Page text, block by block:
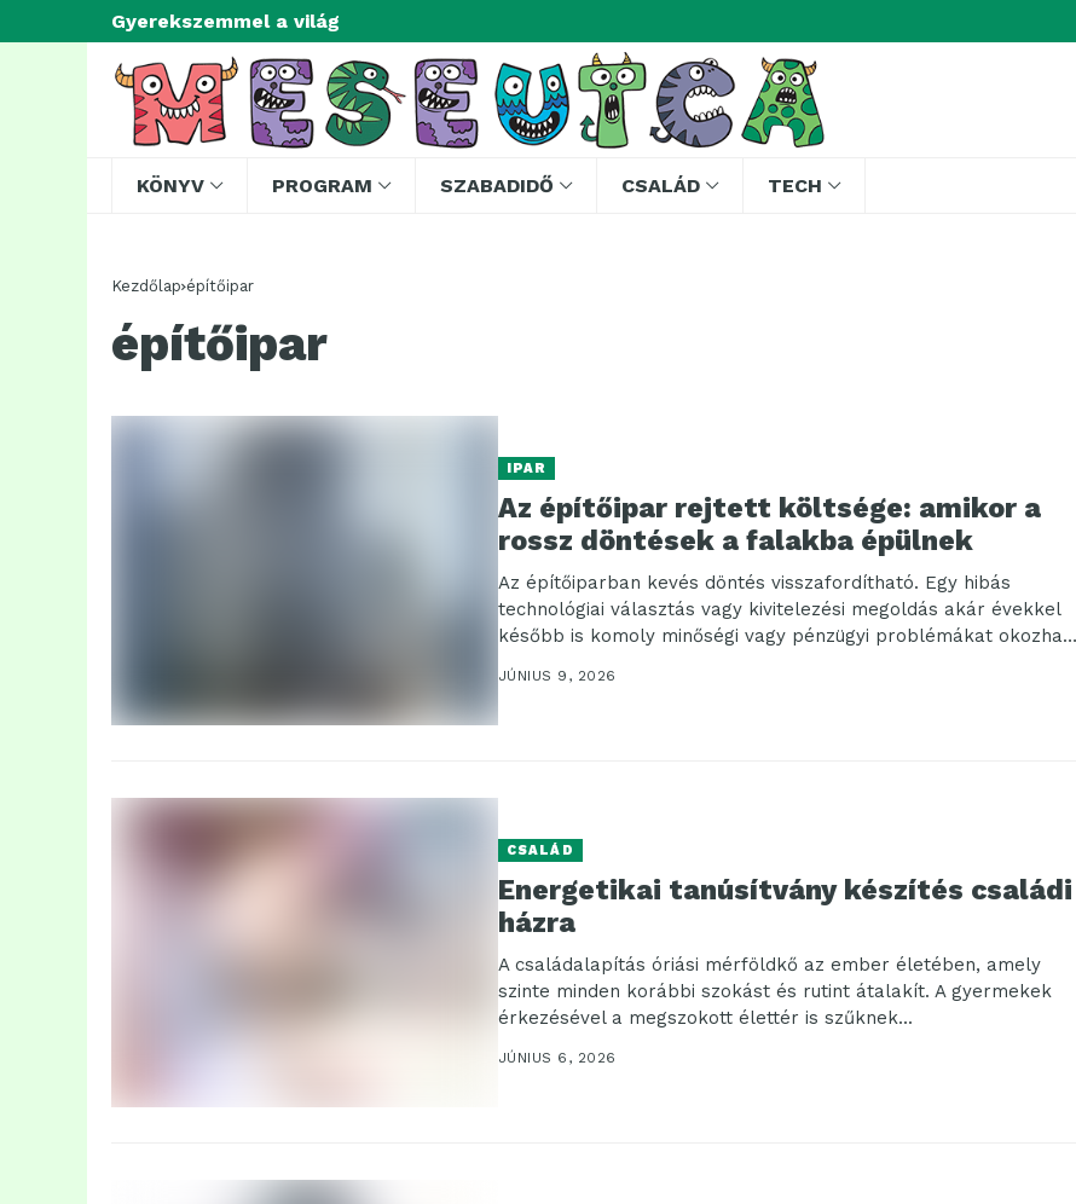
Gyerekszemmel a világ
KÖNYV PROGRAM SZABADIDŐ CSALÁD TECH
Kezdőlap építőipar
építőipar
IPAR
Az építőipar rejtett költsége: amikor a
rossz döntések a falakba épülnek
Az építőiparban kevés döntés visszafordítható. Egy hibás
technológiai választás vagy kivitelezési megoldás akár évekkel
később is komoly minőségi vagy pénzügyi problémákat okozhat.
A...
JÚNIUS 9, 2026
CSALÁD
Energetikai tanúsítvány készítés családi
házra
A családalapítás óriási mérföldkő az ember életében, amely
szinte minden korábbi szokást és rutint átalakít. A gyermekek
érkezésével a megszokott élettér is szűknek...
JÚNIUS 6, 2026